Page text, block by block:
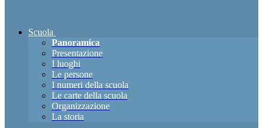
Scuola
Panoramica
Presentazione
I luoghi
Le persone
I numeri della scuola
Le carte della scuola
Organizzazione
La storia